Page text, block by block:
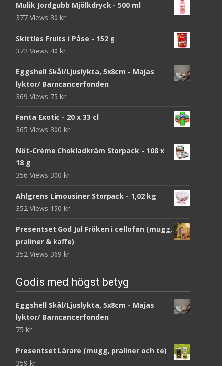
Mulik Jordgubb Mjölkdryck - 500 ml
377 Views 30 kr
Skittles Fruits i Påse - 152 g
372 Views 40 kr
Eggshell Skål/Ljuslykta, 5x8cm - Majas
lyktor/ Barncancerfonden
369 Views 75 kr
Fanta Exotic - 20 x 33 cl
365 Views 300 kr
Nöt-Créme Chokladkräm Storpack - 108 x
18 g
356 Views 300 kr
Ahlgrens Limousiner Storpack - 1,02 kg
352 Views 150 kr
Presentset God Jul Fröken i cellofan (mugg,
praliner & kaffe)
352 Views 369 kr
Godis med högst betyg
Eggshell Skål/Ljuslykta, 5x8cm - Majas
lyktor/ Barncancerfonden
75 kr
Presentset Lärare (mugg, praliner och te)
359 kr